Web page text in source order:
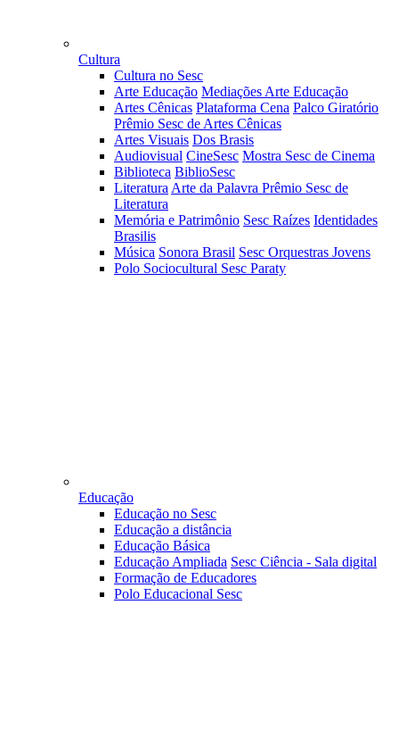
Cultura
Cultura no Sesc
Arte Educação Mediações Arte Educação
Artes Cênicas Plataforma Cena Palco Giratório
Prêmio Sesc de Artes Cênicas
Artes Visuais Dos Brasis
Audiovisual CineSesc Mostra Sesc de Cinema
Biblioteca BiblioSesc
Literatura Arte da Palavra Prêmio Sesc de
Literatura
Memória e Patrimônio Sesc Raízes Identidades
Brasilis
Música Sonora Brasil Sesc Orquestras Jovens
Polo Sociocultural Sesc Paraty
Educação
Educação no Sesc
Educação a distância
Educação Básica
Educação Ampliada Sesc Ciência - Sala digital
Formação de Educadores
Polo Educacional Sesc